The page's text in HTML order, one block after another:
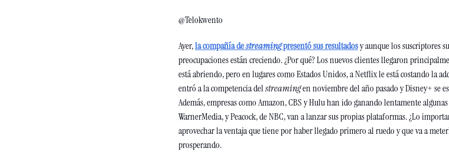
@Telokwento
Ayer, la compañía de streaming presentó sus resultados y aunque los suscriptores
preocupaciones están creciendo. ¿Por qué? Los nuevos clientes llegaron
está abriendo, pero en lugares como Estados Unidos, a Netflix le está costando la
entró a la competencia del streaming en noviembre del año pasado y Disney+ se
Además, empresas como Amazon, CBS y Hulu han ido ganando lentamente
WarnerMedia, y Peacock, de NBC, van a lanzar sus propias plataformas. ¿Lo
aprovechar la ventaja que tiene por haber llegado primero al ruedo y que va a
prosperando.